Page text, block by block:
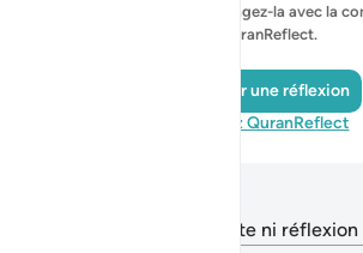
la en privé, ou partagez-la avec la
QuranReflect.
Ajouter une réflexion
Visitez QuranReflect
Vous n'avez aucune note ni